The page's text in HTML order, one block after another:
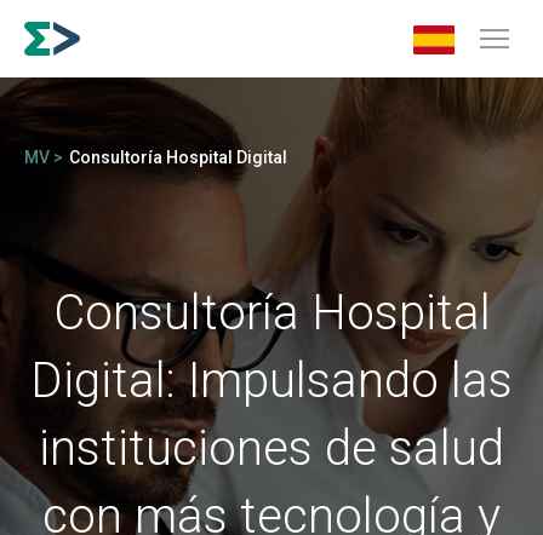
MV > Consultoría Hospital Digital
Consultoría Hospital
Digital: Impulsando las
instituciones de salud
con más tecnología y